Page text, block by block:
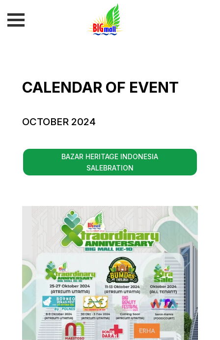
CALENDAR OF EVENT
OCTOBER 2024
BAZAR HERITAGE INDONESIA
SALEBRATION